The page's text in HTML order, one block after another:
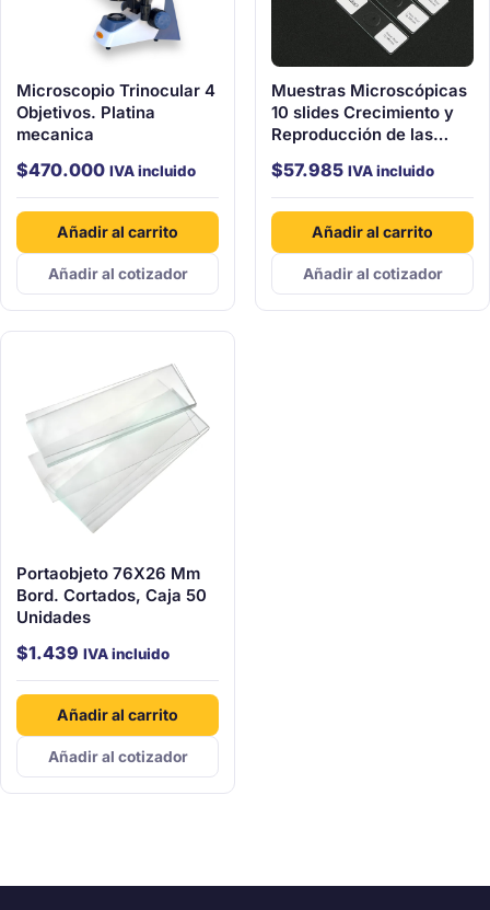
Microscopio Trinocular 4
Objetivos. Platina
mecanica
$470.000 IVA incluido
Añadir al carrito
Añadir al cotizador
Muestras Microscópicas
10 slides Crecimiento y
Reproducción de las
Células
$57.985 IVA incluido
Añadir al carrito
Añadir al cotizador
Portaobjeto 76X26 Mm
Bord. Cortados, Caja 50
Unidades
$1.439 IVA incluido
Añadir al carrito
Añadir al cotizador